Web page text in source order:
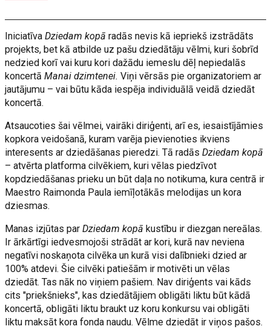
Iniciatīva Dziedam kopāradās nevis kā iepriekš izstrādāts
projekts, bet kā atbilde uz pašu dziedātāju vēlmi, kuri šobrīd
nedzied korī vai kuru kori dažādu iemeslu dēļ nepiedalās
koncertāManai dzimtenei. Viņi vērsās pie organizatoriem ar
jautājumu – vai būtu kāda iespēja individuālā veidā dziedāt
koncertā.
Atsaucoties šai vēlmei, vairāki diriģenti, arī es, iesaistījāmies
kopkora veidošanā, kuram varēja pievienoties ikviens
interesents ar dziedāšanas pieredzi. Tā radās Dziedam kopā
– atvērta platforma cilvēkiem, kuri vēlas piedzīvot
kopdziedāšanas prieku un būt daļa no notikuma, kura centrā ir
Maestro Raimonda Paula iemīļotākās melodijas un kora
dziesmas.
Manas izjūtas parDziedam kopā kustību ir diezgan nereālas.
Ir ārkārtīgi iedvesmojoši strādāt ar kori, kurā nav neviena
negatīvi noskaņota cilvēka un kurā visi dalībnieki dzied ar
100% atdevi. Šie cilvēki patiešām ir motivēti un vēlas
dziedāt. Tas nāk no viņiem pašiem. Nav diriģents vai kāds
cits "priekšnieks", kas dziedātājiem obligāti liktu būt kādā
koncertā, obligāti liktu braukt uz koru konkursu vai obligāti
liktu maksāt kora fonda naudu. Vēlme dziedāt ir viņos pašos.